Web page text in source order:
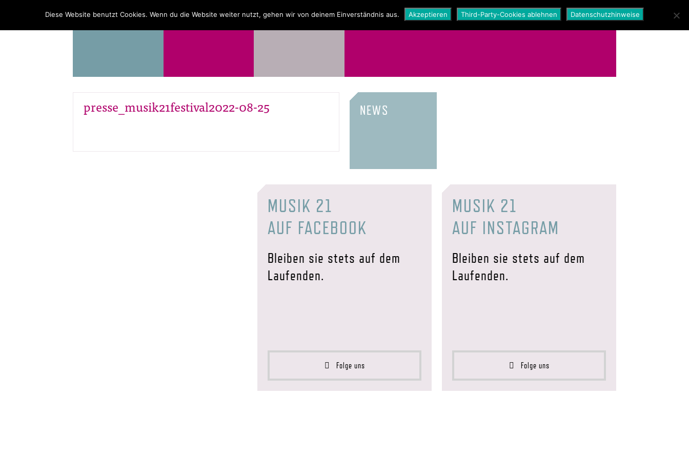
PROGRAMM ÜBER UNS NEWS SHOP
presse_musik21festival2022-08-25 NEWS
MUSIK 21
AUF FACEBOOK
Bleiben sie stets auf dem
Laufenden.
Folge uns
MUSIK 21
AUF INSTAGRAM
Bleiben sie stets auf dem
Laufenden.
Folge uns
Diese Website benutzt Cookies. Wenn du die Website weiter nutzt, gehen wir von deinem Einverständnis aus. Akzeptieren Third-Party-Cookies ablehnen Datenschutzhinweise